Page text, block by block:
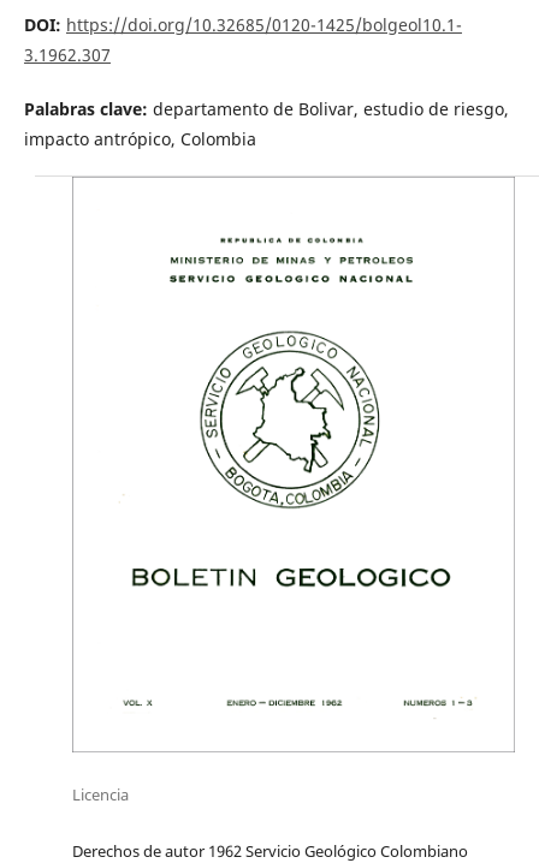
DOI: https://doi.org/10.32685/0120-1425/bolgeol10.1-
3.1962.307
Palabras clave: departamento de Bolivar, estudio de riesgo,
impacto antrópico, Colombia
Licencia
Derechos de autor 1962 Servicio Geológico Colombiano